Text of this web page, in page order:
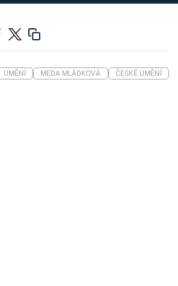
UMĚNÍ MEDA MLÁDKOVÁ ČESKÉ UMĚNÍ